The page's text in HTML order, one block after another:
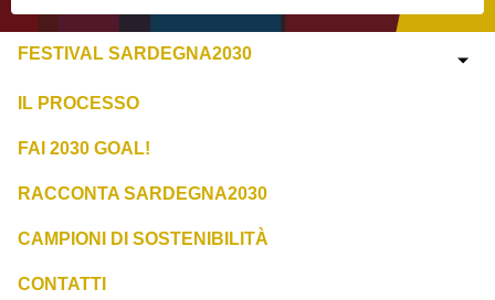
FESTIVAL SARDEGNA2030
IL PROCESSO
FAI 2030 GOAL!
RACCONTA SARDEGNA2030
CAMPIONI DI SOSTENIBILITÀ
CONTATTI